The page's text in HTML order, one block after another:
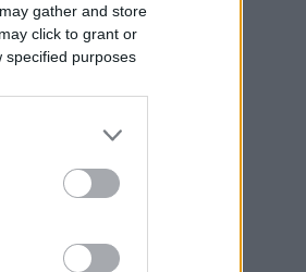
gather and store
click to grant or
specified purposes